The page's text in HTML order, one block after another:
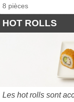
8 pièces
HOT ROLLS
Les hot rolls sont